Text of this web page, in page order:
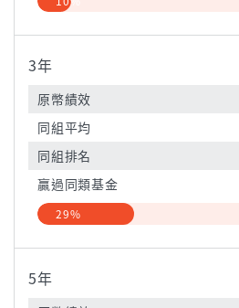
3年
原幣績效
同組平均
同組排名
贏過同類基金
29%
5年